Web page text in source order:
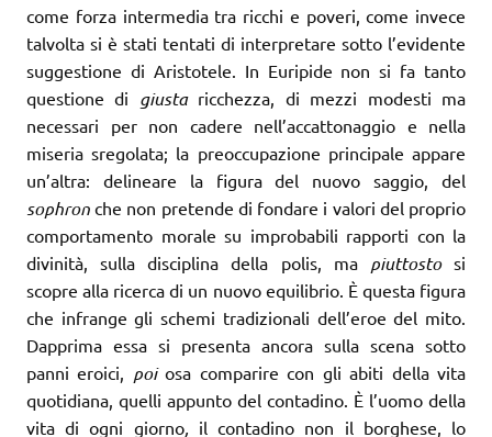
come forza intermedia tra ricchi e poveri, come invece
talvolta si è stati tentati di interpretare sotto l’evidente
suggestione di Aristotele. In Euripide non si fa tanto
questione di giusta ricchezza, di mezzi modesti ma
necessari per non cadere nell’accattonaggio e nella
miseria sregolata; la preoccupazione principale appare
un’altra: delineare la figura del nuovo saggio, del
sophronche non pretende di fondare i valori del proprio
comportamento morale su improbabili rapporti con la
divinità, sulla disciplina della polis, ma piuttostosi
scopre alla ricerca di un nuovo equilibrio. È questa figura
che infrange gli schemi tradizionali dell’eroe del mito.
Dapprima essa si presenta ancora sulla scena sotto
panni eroici, poiosa comparire con gli abiti della vita
quotidiana, quelli appunto del contadino. È l’uomo della
vita di ogni giorno, il contadino non il borghese, lo